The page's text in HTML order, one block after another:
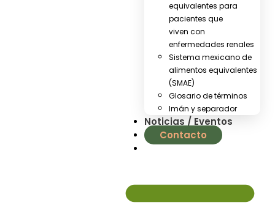
equivalentes para
pacientes que
viven con
enfermedades renales
Sistema mexicano de
alimentos equivalentes
(SMAE)
Glosario de términos
Imán y separador
Noticias / Eventos
Contacto
nutrial.ia